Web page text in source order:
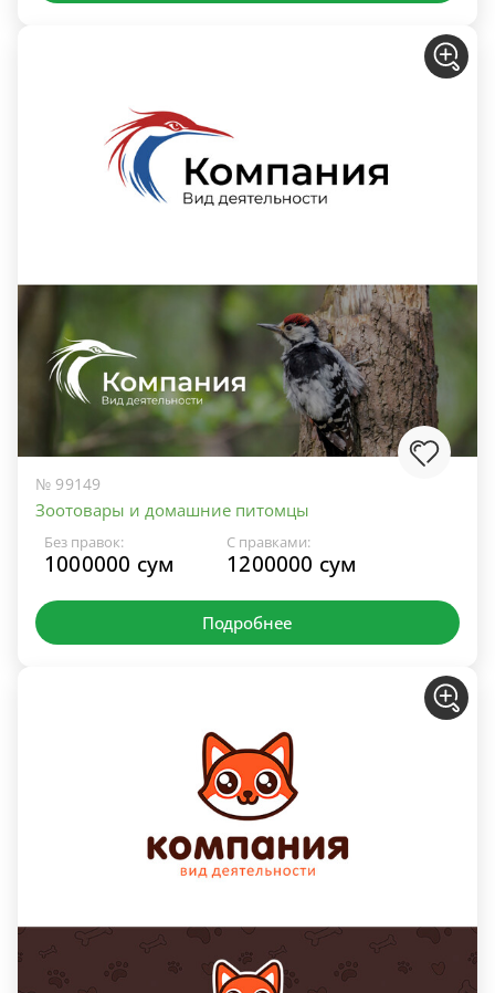
№ 99149
Зоотовары и домашние питомцы
Без правок:
1000000 сум
С правками:
1200000 сум
Подробнее